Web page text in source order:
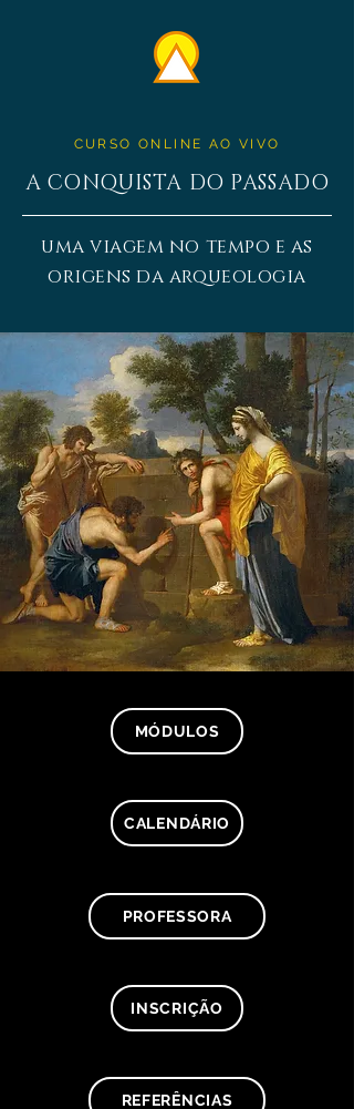
CURSO ONLINE AO VIVO
A CONQUISTA DO PASSADO
uma viagem no tempo e as
origens da arqueologia
MÓDULOS
CALENDÁRIO
PROFESSORA
INSCRIÇÃO
REFERÊNCIAS